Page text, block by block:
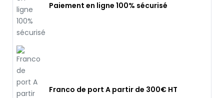
Paiement en ligne 100% sécurisé
Franco de port A partir de 300€ HT